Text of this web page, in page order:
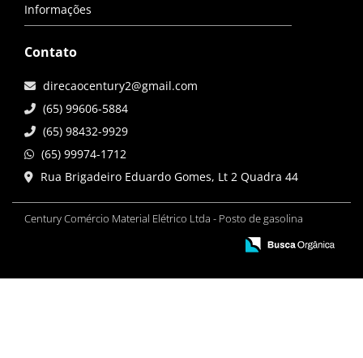
Informações
Contato
direcaocentury2@gmail.com
(65) 99606-5884
(65) 98432-9929
(65) 99974-1712
Rua Brigadeiro Eduardo Gomes, Lt 2 Quadra 44
Century Comércio Material Elétrico Ltda - Posto de gasolina